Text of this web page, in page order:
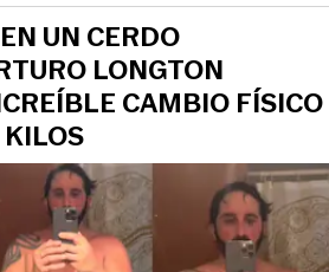
UN CERDO
LONGTON
CAMBIO FÍSICO